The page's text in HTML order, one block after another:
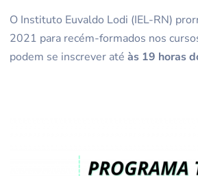
O Instituto Euvaldo Lodi (IEL-RN)
2021 para recém-formados nos
podem se inscrever até às 19 horas